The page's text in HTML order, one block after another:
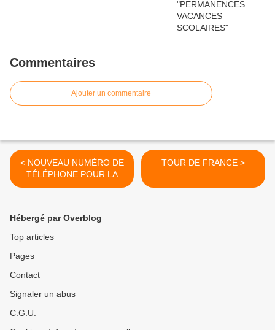
Commentaires
Ajouter un commentaire
< NOUVEAU NUMÉRO DE
TÉLÉPHONE POUR LA
MÉDIATHÈQUE
TOUR DE FRANCE >
Hébergé par Overblog
Top articles
Pages
Contact
Signaler un abus
C.G.U.